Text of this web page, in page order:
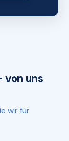
uns
wir für